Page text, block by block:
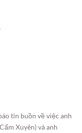
tin buồn về việc anh
Xuyên) và anh